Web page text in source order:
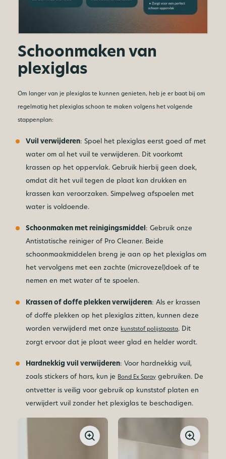
Schoonmaken van
plexiglas
Om langer van je plexiglas te kunnen genieten, heb je er baat bij om
regelmatig het plexiglas schoon te maken volgens het volgende
stappenplan:
Vuil verwijderen: Spoel het plexiglas eerst goed af met
water om al het vuil te verwijderen. Dit voorkomt
krassen op het oppervlak. Gebruik hierbij geen doek,
omdat dit het vuil tegen de plaat kan drukken en
krassen kan veroorzaken. Simpelweg afspoelen met
water is voldoende.
Schoonmaken met reinigingsmiddel: Gebruik onze
Antistatische reiniger of Pro Cleaner. Beide
schoonmaakmiddelen breng je aan op het plexiglas om
het vervolgens met een zachte (microvezel)doek af te
nemen en met water af te spoelen.
Krassen of doffe plekken verwijderen: Als er krassen
of doffe plekken op het plexiglas zitten, kunnen deze
worden verwijderd met onze kunststof polijstpasta. Dit
zorgt ervoor dat je plaat weer glad en helder wordt.
Hardnekkig vuil verwijderen: Voor hardnekkig vuil,
zoals stickers of hars, kun je Bond Ex Spray gebruiken. De
ontvetter is veilig voor gebruik op kunststof platen en
verwijdert vuil zonder het plexiglas te beschadigen.